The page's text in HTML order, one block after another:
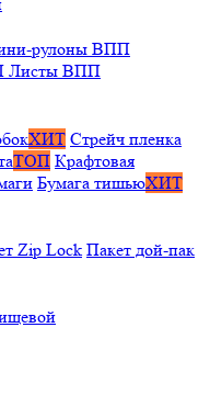
рулоны ВПП
Листы ВПП
ХИТ Стрейч пленка
ТОП Крафтовая
Бумага тишьюХИТ
Zip Lock Пакет дой-пак